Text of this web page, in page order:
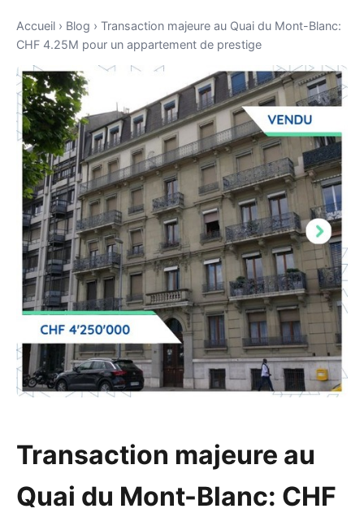
Accueil › Blog › Transaction majeure au Quai du Mont-Blanc:
CHF 4.25M pour un appartement de prestige
Transaction majeure au
Quai du Mont-Blanc: CHF